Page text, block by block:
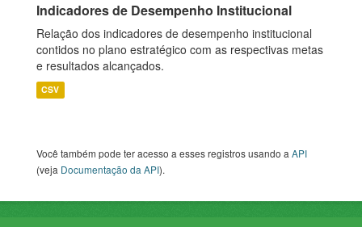
Indicadores de Desempenho Institucional
Relação dos indicadores de desempenho institucional
contidos no plano estratégico com as respectivas metas
e resultados alcançados.
CSV
Você também pode ter acesso a esses registros usando aAPI
(veja Documentação da API).